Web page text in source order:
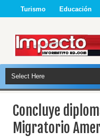
Turismo Educación
Concluye
Migratorio